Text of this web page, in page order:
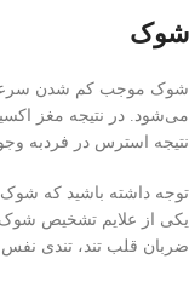
شوک
شوک موجب کم شدن
می‌شود. در نتیجه مغز
نتیجه استرس در فردبه
توجه داشته باشید که
یکی از علایم تشخیص
ضربان قلب تند، تندی